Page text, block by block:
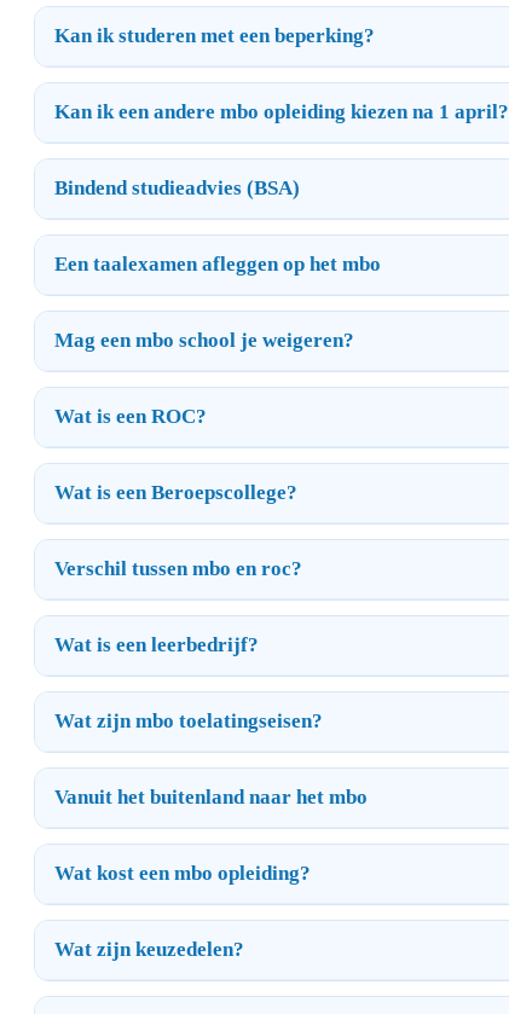
Kan ik studeren met een beperking?
Kan ik een andere mbo opleiding kiezen na 1 april?
Bindend studieadvies (BSA)
Een taalexamen afleggen op het mbo
Mag een mbo school je weigeren?
Wat is een ROC?
Wat is een Beroepscollege?
Verschil tussen mbo en roc?
Wat is een leerbedrijf?
Wat zijn mbo toelatingseisen?
Vanuit het buitenland naar het mbo
Wat kost een mbo opleiding?
Wat zijn keuzedelen?